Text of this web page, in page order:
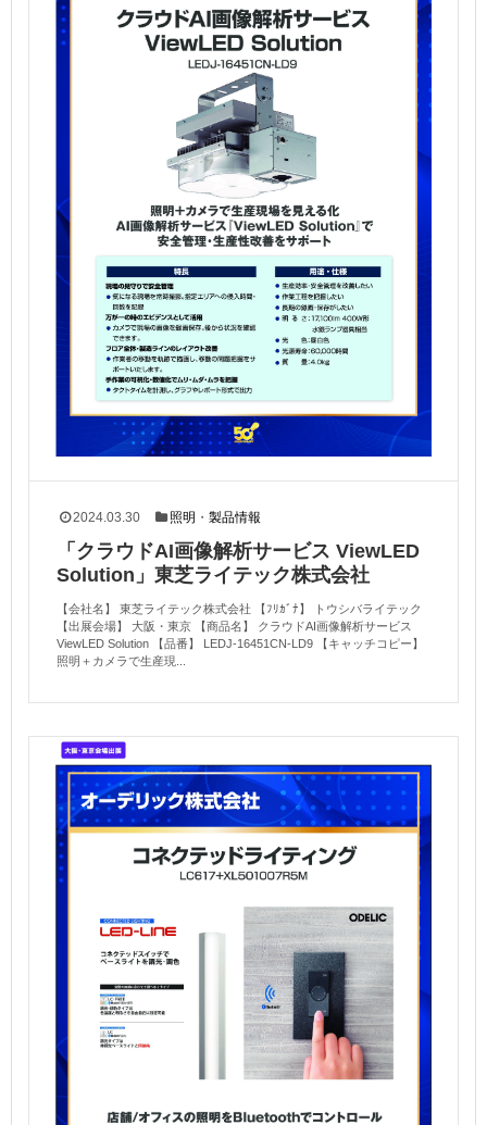
2024.03.30 照明 ・製品情報
「クラウドAI画像解析サービス ViewLED
Solution」東芝ライテック株式会社
【会社名】 東芝ライテック株式会社 【ﾌﾘｶﾞﾅ】 トウシバライテック
【出展会場】 大阪・東京 【商品名】 クラウドAI画像解析サービス
ViewLED Solution 【品番】 LEDJ-16451CN-LD9 【キャッチコピー】
照明＋カメラで生産現...